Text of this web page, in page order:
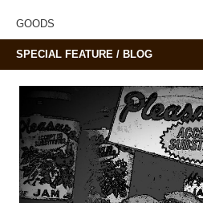
GOODS
SPECIAL FEATURE / BLOG